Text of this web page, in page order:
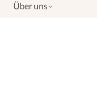
Über uns